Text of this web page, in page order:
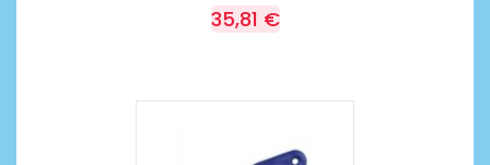
35,81 €